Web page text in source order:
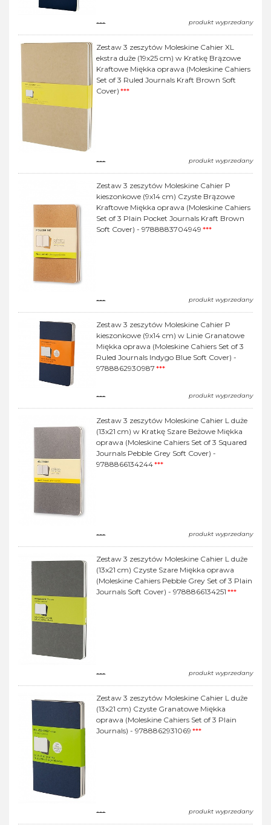
--- produkt wyprzedany
Zestaw 3 zeszytów Moleskine Cahier XL
ekstra duże (19x25 cm) w Kratkę Brązowe
Kraftowe Miękka oprawa (Moleskine Cahiers
Set of 3 Ruled Journals Kraft Brown Soft
Cover) ***
--- produkt wyprzedany
Zestaw 3 zeszytów Moleskine Cahier P
kieszonkowe (9x14 cm) Czyste Brązowe
Kraftowe Miękka oprawa (Moleskine Cahiers
Set of 3 Plain Pocket Journals Kraft Brown
Soft Cover) - 9788883704949 ***
--- produkt wyprzedany
Zestaw 3 zeszytów Moleskine Cahier P
kieszonkowe (9x14 cm) w Linie Granatowe
Miękka oprawa (Moleskine Cahiers Set of 3
Ruled Journals Indygo Blue Soft Cover) -
9788862930987 ***
--- produkt wyprzedany
Zestaw 3 zeszytów Moleskine Cahier L duże
(13x21 cm) w Kratkę Szare Beżowe Miękka
oprawa (Moleskine Cahiers Set of 3 Squared
Journals Pebble Grey Soft Cover) -
9788866134244***
--- produkt wyprzedany
Zestaw 3 zeszytów Moleskine Cahier L duże
(13x21 cm) Czyste Szare Miękka oprawa
(Moleskine Cahiers Pebble Grey Set of 3 Plain
Journals Soft Cover) - 9788866134251 ***
--- produkt wyprzedany
Zestaw 3 zeszytów Moleskine Cahier L duże
(13x21 cm) Czyste Granatowe Miękka
oprawa (Moleskine Cahiers Set of 3 Plain
Journals) - 9788862931069 ***
--- produkt wyprzedany